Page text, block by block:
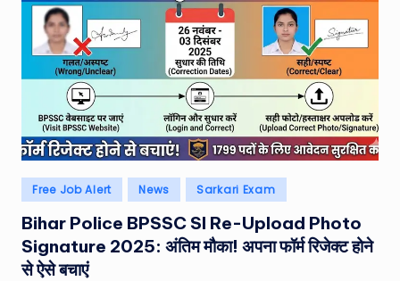
Posted
in
Free Job Alert News Sarkari Exam
Bihar Police BPSSC SI Re-Upload Photo
Signature 2025: अंतिम मौका! अपना फॉर्म रिजेक्ट होने
से ऐसे बचाएं